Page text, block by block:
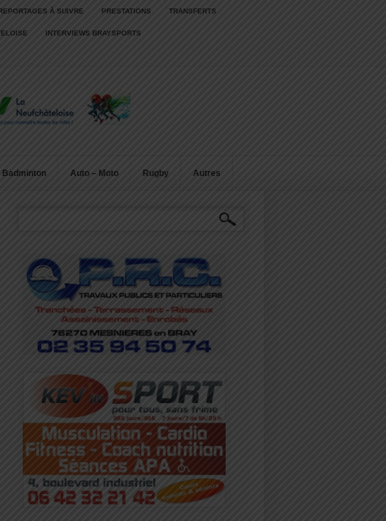
À SUIVRE PRESTATIONS TRANSFERTS
INTERVIEWS BRAYSPORTS
Badminton Auto – Moto Rugby Autres